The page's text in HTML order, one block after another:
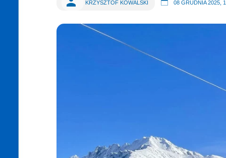
KRZYSZTOF KOWALSKI 08 GRUDNIA 2025,